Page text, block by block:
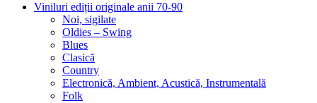
Viniluri ediții originale anii 70-90
Noi, sigilate
Oldies – Swing
Blues
Clasică
Country
Electronică, Ambient, Acustică, Instrumentală
Folk